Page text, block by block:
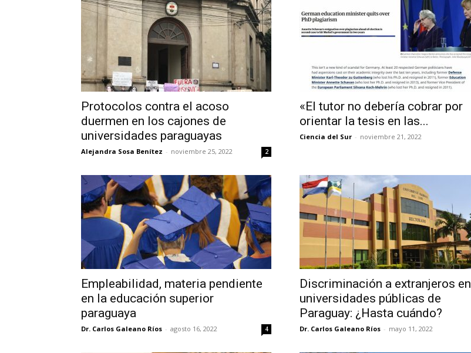
Protocolos contra el acoso
duermen en los cajones de
universidades paraguayas
Alejandra Sosa Benítez - noviembre 25, 2022 2
«El tutor no debería cobrar por
orientar la tesis en las...
Ciencia del Sur - noviembre 21, 2022
Empleabilidad, materia pendiente
en la educación superior
paraguaya
Dr. Carlos Galeano Ríos - agosto 16, 2022 4
Discriminación a extranjeros en
universidades públicas de
Paraguay: ¿Hasta cuándo?
Dr. Carlos Galeano Ríos - mayo 11, 2022